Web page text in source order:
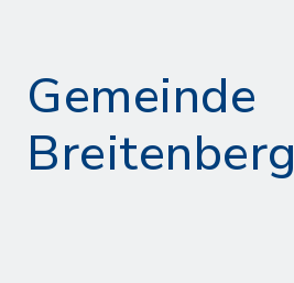
Gemeinde
Breitenberg